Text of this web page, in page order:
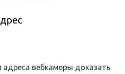
вебкамеры доказать